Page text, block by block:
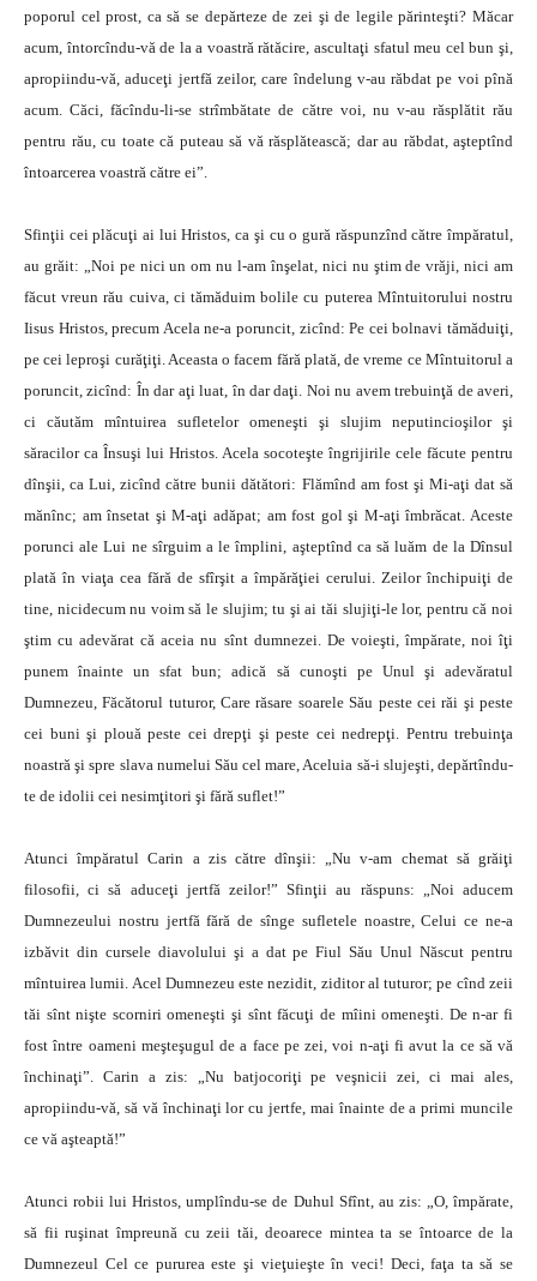
poporul cel prost, ca să se depărteze de zei şi de legile părinteşti? Măcar
acum, întorcîndu-vă de la a voastră rătăcire, ascultaţi sfatul meu cel bun şi,
apropiindu-vă, aduceţi jertfă zeilor, care îndelung v-au răbdat pe voi pînă
acum. Căci, făcîndu-li-se strîmbătate de către voi, nu v-au răsplătit rău
pentru rău, cu toate că puteau să vă răsplătească; dar au răbdat, aşteptînd
întoarcerea voastră către ei”.
Sfinţii cei plăcuţi ai lui Hristos, ca şi cu o gură răspunzînd către împăratul,
au grăit: „Noi pe nici un om nu l-am înşelat, nici nu ştim de vrăji, nici am
făcut vreun rău cuiva, ci tămăduim bolile cu puterea Mîntuitorului nostru
Iisus Hristos, precum Acela ne-a poruncit, zicînd: Pe cei bolnavi tămăduiţi,
pe cei leproşi curăţiţi. Aceasta o facem fără plată, de vreme ce Mîntuitorul a
poruncit, zicînd: În dar aţi luat, în dar daţi. Noi nu avem trebuinţă de averi,
ci căutăm mîntuirea sufletelor omeneşti şi slujim neputincioşilor şi
săracilor ca Însuşi lui Hristos. Acela socoteşte îngrijirile cele făcute pentru
dînşii, ca Lui, zicînd către bunii dătători: Flămînd am fost şi Mi-aţi dat să
mănînc; am însetat şi M-aţi adăpat; am fost gol şi M-aţi îmbrăcat. Aceste
porunci ale Lui ne sîrguim a le împlini, aşteptînd ca să luăm de la Dînsul
plată în viaţa cea fără de sfîrşit a împărăţiei cerului. Zeilor închipuiţi de
tine, nicidecum nu voim să le slujim; tu şi ai tăi slujiţi-le lor, pentru că noi
ştim cu adevărat că aceia nu sînt dumnezei. De voieşti, împărate, noi îţi
punem înainte un sfat bun; adică să cunoşti pe Unul şi adevăratul
Dumnezeu, Făcătorul tuturor, Care răsare soarele Său peste cei răi şi peste
cei buni şi plouă peste cei drepţi şi peste cei nedrepţi. Pentru trebuinţa
noastră şi spre slava numelui Său cel mare, Aceluia să-i slujeşti, depărtîndu-
te de idolii cei nesimţitori şi fără suflet!”
Atunci împăratul Carin a zis către dînşii: „Nu v-am chemat să grăiţi
filosofii, ci să aduceţi jertfă zeilor!” Sfinţii au răspuns: „Noi aducem
Dumnezeului nostru jertfă fără de sînge sufletele noastre, Celui ce ne-a
izbăvit din cursele diavolului şi a dat pe Fiul Său Unul Născut pentru
mîntuirea lumii. Acel Dumnezeu este nezidit, ziditor al tuturor; pe cînd zeii
tăi sînt nişte scorniri omeneşti şi sînt făcuţi de mîini omeneşti. De n-ar fi
fost între oameni meşteşugul de a face pe zei, voi n-aţi fi avut la ce să vă
închinaţi”. Carin a zis: „Nu batjocoriţi pe veşnicii zei, ci mai ales,
apropiindu-vă, să vă închinaţi lor cu jertfe, mai înainte de a primi muncile
ce vă aşteaptă!”
Atunci robii lui Hristos, umplîndu-se de Duhul Sfînt, au zis: „O, împărate,
să fii ruşinat împreună cu zeii tăi, deoarece mintea ta se întoarce de la
Dumnezeul Cel ce pururea este şi vieţuieşte în veci! Deci, faţa ta să se